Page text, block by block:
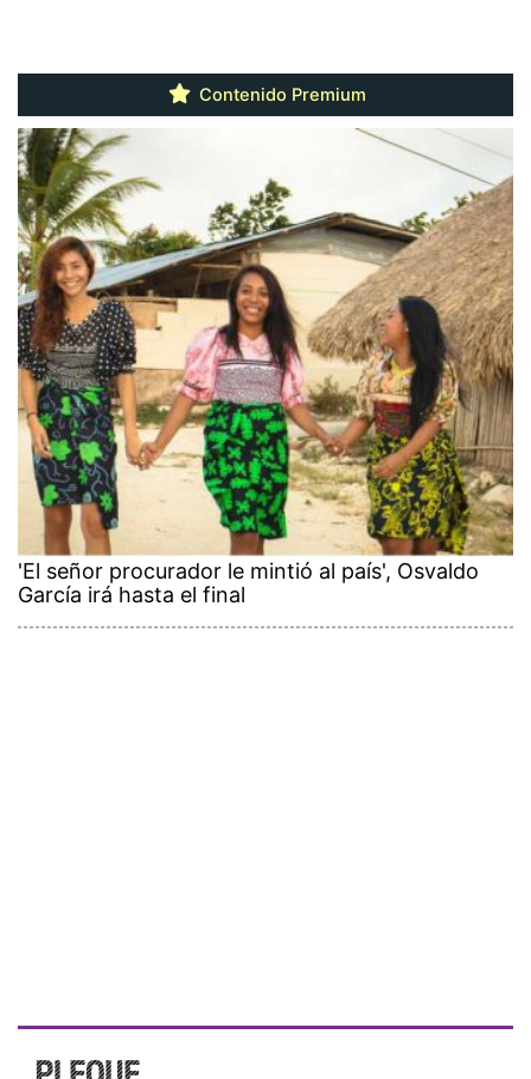
Contenido Premium
'El señor procurador le mintió al país', Osvaldo
García irá hasta el final